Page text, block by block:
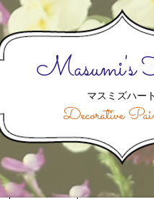
Masumi's
マスミズハート
Decorative